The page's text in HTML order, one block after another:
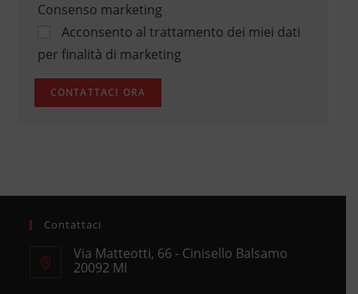
Consenso marketing
Acconsento al trattamento dei miei dati
per finalità di marketing
Contattaci
Via Matteotti, 66 - Cinisello Balsamo
20092 MI